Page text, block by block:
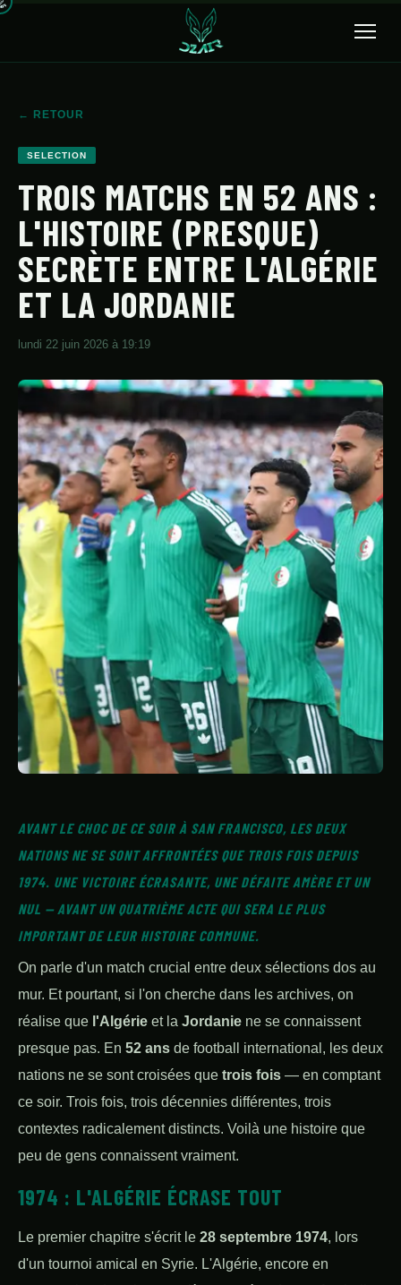
ACCUEIL
SÉLECTION
TRANSFERTS
CLUBS
GALERIE
À PROPOS
CONTACT
← RETOUR
SELECTION
TROIS MATCHS EN 52 ANS :
L'HISTOIRE (PRESQUE)
SECRÈTE ENTRE L'ALGÉRIE
ET LA JORDANIE
lundi 22 juin 2026 à 19:19
AVANT LE CHOC DE CE SOIR À SAN FRANCISCO, LES DEUX
NATIONS NE SE SONT AFFRONTÉES QUE TROIS FOIS DEPUIS
1974. UNE VICTOIRE ÉCRASANTE, UNE DÉFAITE AMÈRE ET UN
NUL — AVANT UN QUATRIÈME ACTE QUI SERA LE PLUS
IMPORTANT DE LEUR HISTOIRE COMMUNE.
On parle d'un match crucial entre deux sélections dos au
mur. Et pourtant, si l'on cherche dans les archives, on
réalise que l'Algérie et la Jordanie ne se connaissent
presque pas. En 52 ans de football international, les deux
nations ne se sont croisées que trois fois — en comptant
ce soir. Trois fois, trois décennies différentes, trois
contextes radicalement distincts. Voilà une histoire que
peu de gens connaissent vraiment.
1974 : L'ALGÉRIE ÉCRASE TOUT
Le premier chapitre s'écrit le 28 septembre 1974, lors
d'un tournoi amical en Syrie. L'Algérie, encore en